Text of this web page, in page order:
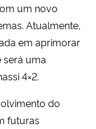
um novo
Atualmente,
em aprimorar
uma
4×2.
do
futuras